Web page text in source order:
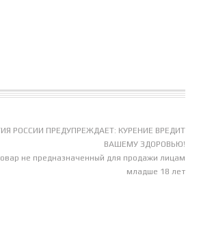
РОССИИ ПРЕДУПРЕЖДАЕТ: КУРЕНИЕ ВРЕДИТ
ВАШЕМУ ЗДОРОВЬЮ!
не предназначенный для продажи лицам
младше 18 лет